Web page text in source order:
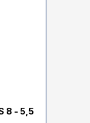
8 - 5,5